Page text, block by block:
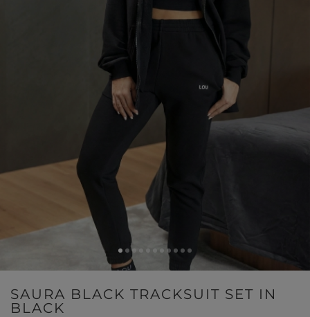
SAURA BLACK TRACKSUIT SET IN
BLACK